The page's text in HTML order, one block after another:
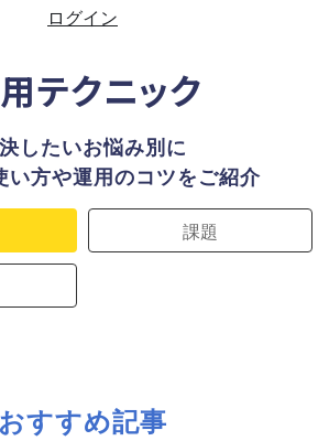
ログイン
テクニック
したいお悩み別に
い方や運用のコツをご紹介
課題
おすすめ記事